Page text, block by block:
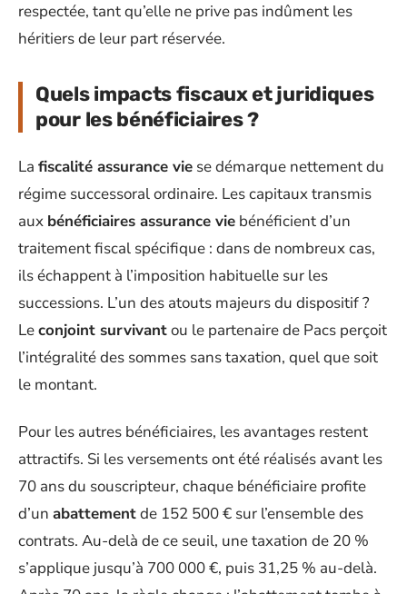
respectée, tant qu’elle ne prive pas indûment les
héritiers de leur part réservée.
Quels impacts fiscaux et juridiques
pour les bénéficiaires ?
La fiscalité assurance vie se démarque nettement du
régime successoral ordinaire. Les capitaux transmis
aux bénéficiaires assurance vie bénéficient d’un
traitement fiscal spécifique : dans de nombreux cas,
ils échappent à l’imposition habituelle sur les
successions. L’un des atouts majeurs du dispositif ?
Leconjoint survivantou le partenaire de Pacs perçoit
l’intégralité des sommes sans taxation, quel que soit
le montant.
Pour les autres bénéficiaires, les avantages restent
attractifs. Si les versements ont été réalisés avant les
70 ans du souscripteur, chaque bénéficiaire profite
d’un abattementde 152 500 € sur l’ensemble des
contrats. Au-delà de ce seuil, une taxation de 20 %
s’applique jusqu’à 700 000 €, puis 31,25 % au-delà.